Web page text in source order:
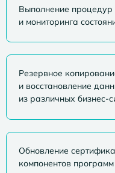
Выполнение процедур
и мониторинга
Резервное
и восстановление
из различных бизнес-
Обновление
компонентов программ